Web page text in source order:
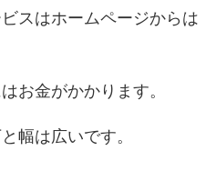
スはホームページからは
お金がかかります。
幅は広いです。